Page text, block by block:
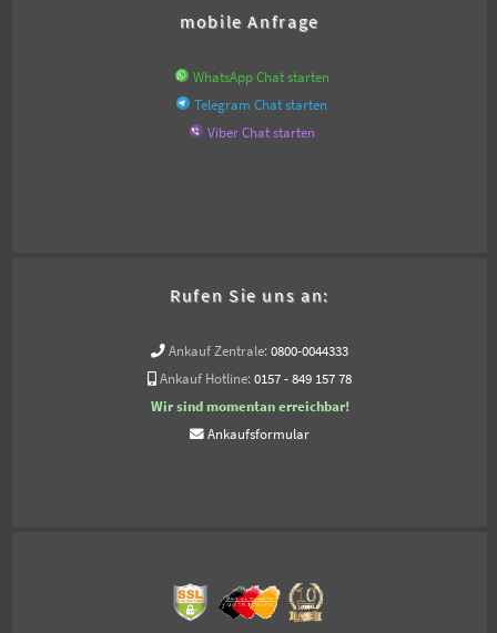
mobile Anfrage
WhatsApp Chat starten
Telegram Chat starten
Viber Chat starten
Rufen Sie uns an:
Ankauf Zentrale: 0800-0044333
Ankauf Hotline: 0157 - 849 157 78
Wir sind momentan erreichbar!
Ankaufsformular